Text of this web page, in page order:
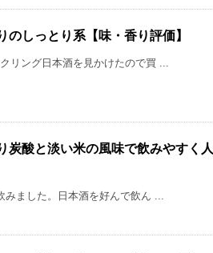
しっとり系【味・香り評価】
リング日本酒を見かけたので買 ...
炭酸と淡い米の風味で飲みやすく人
ました。日本酒を好んで飲ん ...